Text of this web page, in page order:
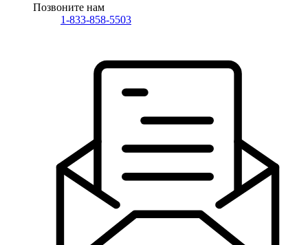
Позвоните нам
1-833-858-5503